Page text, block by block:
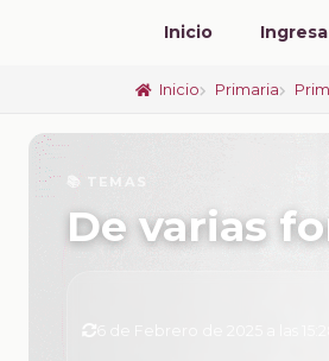
Inicio Ingresa
Inicio Primaria
📚 TEMAS
De varias